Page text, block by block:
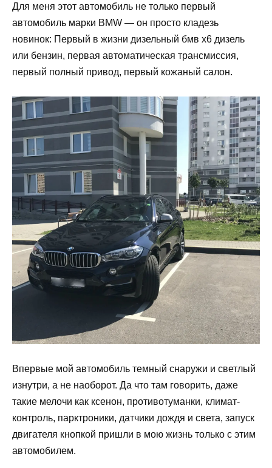
Для меня этот автомобиль не только первый
автомобиль марки BMW — он просто кладезь
новинок: Первый в жизни дизельный бмв х6 дизель
или бензин, первая автоматическая трансмиссия,
первый полный привод, первый кожаный салон.
Впервые мой автомобиль темный снаружи и светлый
изнутри, а не наоборот. Да что там говорить, даже
такие мелочи как ксенон, противотуманки, климат-
контроль, парктроники, датчики дождя и света, запуск
двигателя кнопкой пришли в мою жизнь только с этим
автомобилем.